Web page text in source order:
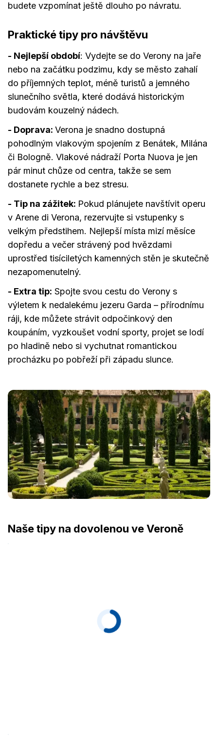
budete vzpomínat ještě dlouho po návratu.
Praktické tipy pro návštěvu
- Nejlepší období: Vydejte se do Verony na jaře
nebo na začátku podzimu, kdy se město zahalí
do příjemných teplot, méně turistů a jemného
slunečního světla, které dodává historickým
budovám kouzelný nádech.
- Doprava: Verona je snadno dostupná
pohodlným vlakovým spojením z Benátek, Milána
či Bologně. Vlakové nádraží Porta Nuova je jen
pár minut chůze od centra, takže se sem
dostanete rychle a bez stresu.
- Tip na zážitek: Pokud plánujete navštívit operu
v Arene di Verona, rezervujte si vstupenky s
velkým předstihem. Nejlepší místa mizí měsíce
dopředu a večer strávený pod hvězdami
uprostřed tisíciletých kamenných stěn je skutečně
nezapomenutelný.
- Extra tip: Spojte svou cestu do Verony s
výletem k nedalekému jezeru Garda – přírodnímu
ráji, kde můžete strávit odpočinkový den
koupáním, vyzkoušet vodní sporty, projet se lodí
po hladině nebo si vychutnat romantickou
procházku po pobřeží při západu slunce.
Naše tipy na dovolenou ve Veroně